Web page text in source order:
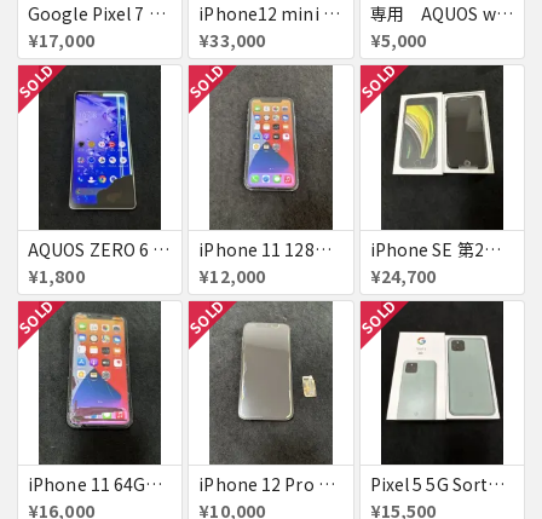
Google Pixel 7 128GB Obsidian simフリー ジャンク
¥17,000
iPhone12 mini 128GB Red 新品未使用品 ジャンク
¥33,000
専用 AQUOS wish 2 チャコール SHG08 simフリー 美品
¥5,000
SOLD
AQUOS ZERO 6 A102SH ホワイト simフリー ジャンク
¥1,800
SOLD
iPhone 11 128GB パープル ジャンク
¥12,000
SOLD
iPhone SE 第2世代 64GB Black simフリー 新品未使用品 判定△
¥24,700
SOLD
iPhone 11 64GB Black simフリー ジャンク
¥16,000
SOLD
iPhone 12 Pro 256GB パシフィックブルー 国内版simフリー ジャンク
¥10,000
SOLD
Pixel 5 5G Sorta Sage simフリー 極美品 訳あり
¥15,500